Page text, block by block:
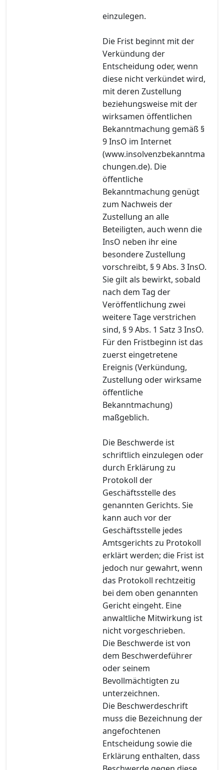
einzulegen.
Die Frist beginnt mit der
Verkündung der
Entscheidung oder, wenn
diese nicht verkündet wird,
mit deren Zustellung
beziehungsweise mit der
wirksamen öffentlichen
Bekanntmachung gemäß §
9 InsO im Internet
(www.insolvenzbekanntma
chungen.de). Die
öffentliche
Bekanntmachung genügt
zum Nachweis der
Zustellung an alle
Beteiligten, auch wenn die
InsO neben ihr eine
besondere Zustellung
vorschreibt, § 9 Abs. 3 InsO.
Sie gilt als bewirkt, sobald
nach dem Tag der
Veröffentlichung zwei
weitere Tage verstrichen
sind, § 9 Abs. 1 Satz 3 InsO.
Für den Fristbeginn ist das
zuerst eingetretene
Ereignis (Verkündung,
Zustellung oder wirksame
öffentliche
Bekanntmachung)
maßgeblich.
Die Beschwerde ist
schriftlich einzulegen oder
durch Erklärung zu
Protokoll der
Geschäftsstelle des
genannten Gerichts. Sie
kann auch vor der
Geschäftsstelle jedes
Amtsgerichts zu Protokoll
erklärt werden; die Frist ist
jedoch nur gewahrt, wenn
das Protokoll rechtzeitig
bei dem oben genannten
Gericht eingeht. Eine
anwaltliche Mitwirkung ist
nicht vorgeschrieben.
Die Beschwerde ist von
dem Beschwerdeführer
oder seinem
Bevollmächtigten zu
unterzeichnen.
Die Beschwerdeschrift
muss die Bezeichnung der
angefochtenen
Entscheidung sowie die
Erklärung enthalten, dass